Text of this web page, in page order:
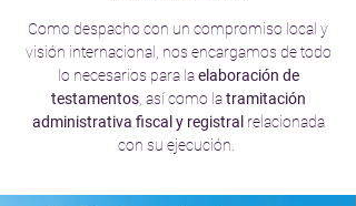
Como despacho con un compromiso local y
visión internacional, nos encargamos de todo
lo necesarios para laelaboración de
testamentos, así como latramitación
administrativa fiscal y registral relacionada
con su ejecución.